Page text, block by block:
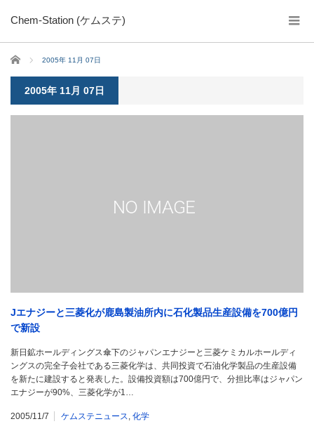
Chem-Station (ケムステ)
ホーム 2005年 11月 07日
2005年 11月 07日
Jエナジーと三菱化が鹿島製油所内に石化製品生産設備を700億円
で新設
新日鉱ホールディングス傘下のジャパンエナジーと三菱ケミカルホールディ
ングスの完全子会社である三菱化学は、共同投資で石油化学製品の生産設備
を新たに建設すると発表した。設備投資額は700億円で、分担比率はジャパン
エナジーが90%、三菱化学が1…
2005/11/7 ケムステニュース, 化学